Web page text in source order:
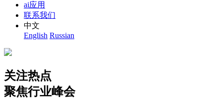
ai应用
联系我们
中文
English Russian
关注热点
聚焦行业峰会